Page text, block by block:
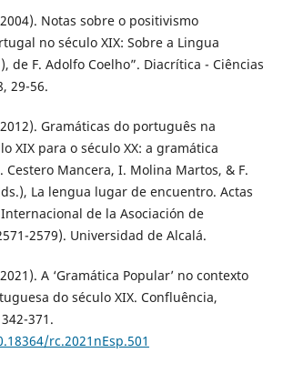
Notas sobre o positivismo
no século XIX: Sobre a Lingua
de F. Adolfo Coelho”. Diacrítica - Ciências
29-56.
Gramáticas do português na
XIX para o século XX: a gramática
Mancera, I. Molina Martos, & F.
La lengua lugar de encuentro. Actas
de la Asociación de
2579). Universidad de Alcalá.
A ‘Gramática Popular’ no contexto
do século XIX. Confluência,
371.
rc.2021nEsp.501